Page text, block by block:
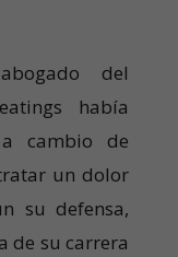
del
había
cambio de
un dolor
su defensa,
de su carrera